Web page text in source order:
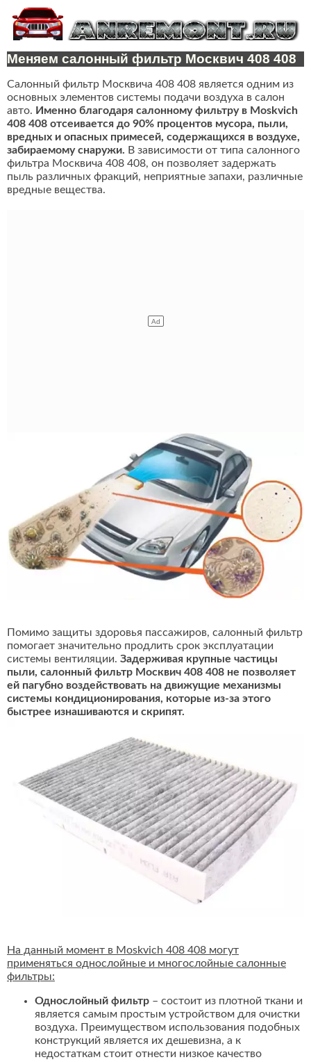
Меняем салонный фильтр Москвич 408 408
Салонный фильтр Москвича 408 408 является одним из
основных элементов системы подачи воздуха в салон
авто. Именно благодаря салонному фильтру в Moskvich
408 408 отсеивается до 90% процентов мусора, пыли,
вредных и опасных примесей, содержащихся в воздухе,
забираемому снаружи. В зависимости от типа салонного
фильтра Москвича 408 408, он позволяет задержать
пыль различных фракций, неприятные запахи, различные
вредные вещества.
Помимо защиты здоровья пассажиров, салонный фильтр
помогает значительно продлить срок эксплуатации
системы вентиляции. Задерживая крупные частицы
пыли, салонный фильтр Москвич 408 408 не позволяет
ей пагубно воздействовать на движущие механизмы
системы кондиционирования, которые из-за этого
быстрее изнашиваются и скрипят.
На данный момент в Moskvich 408 408 могут
применяться однослойные и многослойные салонные
фильтры:
Однослойный фильтр – состоит из плотной ткани и
является самым простым устройством для очистки
воздуха. Преимуществом использования подобных
конструкций является их дешевизна, а к
недостаткам стоит отнести низкое качество